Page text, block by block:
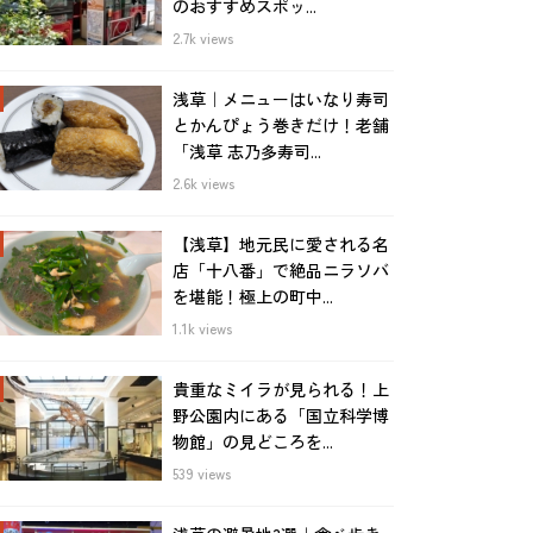
のおすすめスポッ...
2.7k views
浅草｜メニューはいなり寿司
とかんぴょう巻きだけ！老舗
「浅草 志乃多寿司...
2.6k views
【浅草】地元民に愛される名
店「十八番」で絶品ニラソバ
を堪能！極上の町中...
1.1k views
貴重なミイラが見られる！上
野公園内にある「国立科学博
物館」の見どころを...
539 views